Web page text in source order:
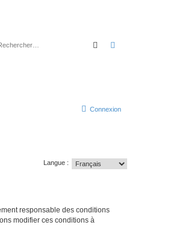
Rechercher
Connexion
Langue :
responsable des conditions
modifier ces conditions à